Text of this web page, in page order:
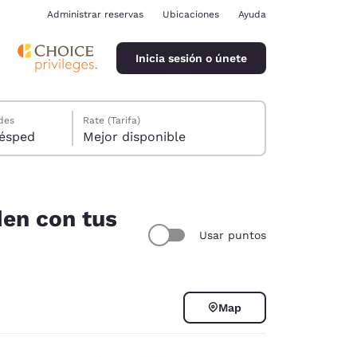
Administrar reservas Ubicaciones Ayuda
Inicia sesión o únete
1 huésped
Rate (Tarifa)
Mejor disponible
con tus
Usar puntos
Map